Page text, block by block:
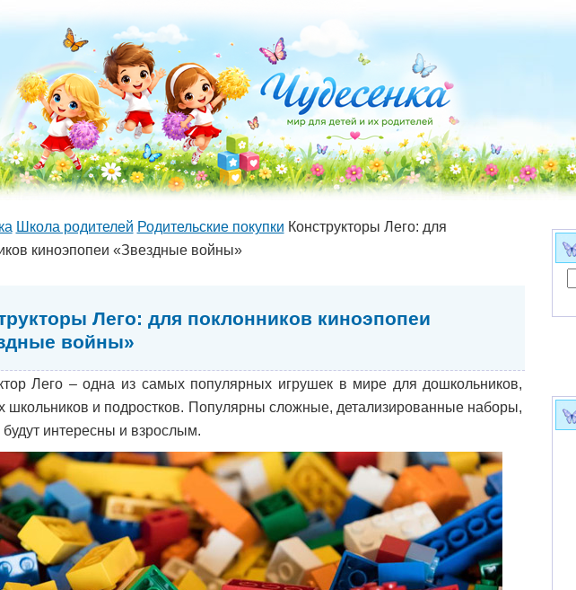
Школа родителей Родительские покупки Конструкторы Лего: для
киноэпопеи «Звездные войны»
Лего: для поклонников киноэпопеи
войны»
Лего – одна из самых популярных игрушек в мире для дошкольников,
школьников и подростков. Популярны сложные, детализированные наборы,
будут интересны и взрослым.